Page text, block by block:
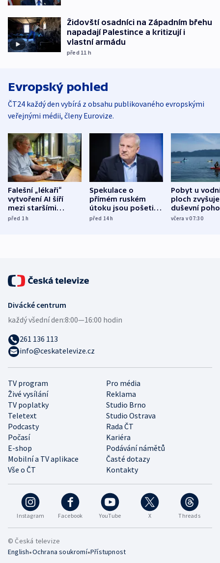
Židovští osadníci na Západním břehu
napadají Palestince a kritizují i
vlastní armádu
před 11 h
Evropský pohled
ČT24 každý den vybírá z obsahu publikovaného evropskými
veřejnými médii, členy Eurovize.
Falešní „lékaři“
vytvoření AI šíří
mezi staršími
Poláky nebezpečné
před 1h
Spekulace o
přímém ruském
útoku jsou pošetilé,
míní estonský
před 14h
Pobyt u
ploch zvyšuje
duševní
ukázala
včera v 07:30
Instagram Facebook YouTube X Threads
TV program
Pro média
Živé vysílání
Reklama
TV poplatky
Studio Brno
Teletext
Studio Ostrava
Podcasty
Rada ČT
Počasí
Kariéra
E-shop
Podávání námětů
Mobilní a TV aplikace
Časté dotazy
Vše o ČT
Kontakty
Divácké centrum
každý všední den:8:00—16:00 hodin
261 136 113
info@ceskatelevize.cz
© Česká televize
English•Ochrana soukromí•Přístupnost